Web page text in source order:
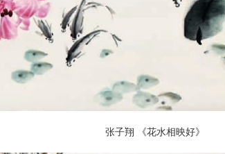
张子翔 《花水相映好》